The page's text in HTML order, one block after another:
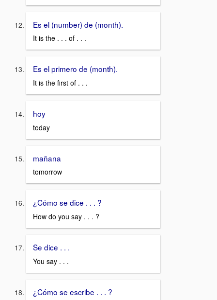
Es el (number) de (month).
It is the . . . of . . .
Es el primero de (month).
It is the first of . . .
hoy
today
mañana
tomorrow
¿Cómo se dice . . . ?
How do you say . . . ?
Se dice . . .
You say . . .
¿Cómo se escribe . . . ?